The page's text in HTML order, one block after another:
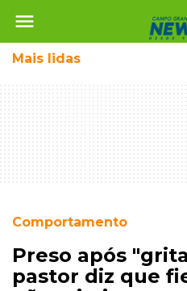
menu
Mais lidas
Comportamento
Preso após
pastor diz que